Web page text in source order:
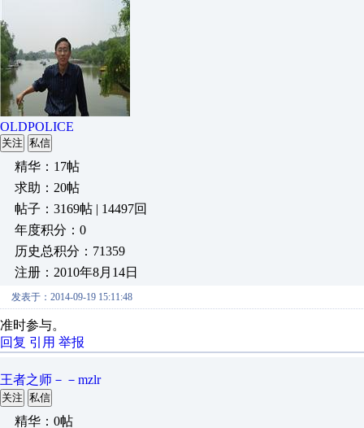
OLDPOLICE
关注 私信
精华：17帖
求助：20帖
帖子：3169帖 | 14497回
年度积分：0
历史总积分：71359
注册：2010年8月14日
发表于：2014-09-19 15:11:48
准时参与。
回复 引用 举报
王者之师－－mzlr
关注 私信
精华：0帖